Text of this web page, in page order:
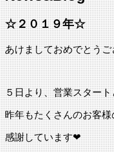
じ
る
☆２０１９年☆
あけましておめでとう
５日より、営業スター
昨年もたくさんのお客
感謝しています❤